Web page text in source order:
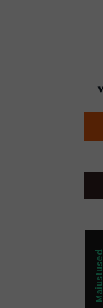
Maiustused